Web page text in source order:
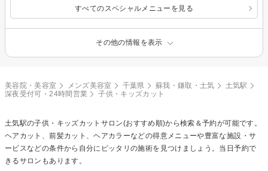
すべてのスペシャルメニューを見る
その他の情報を表示
美容院・美容室 メンズ美容室 千葉県 蘇我・鎌取・土気
土気駅
深夜受付可・24時間営業
子供・キッズカット
土気駅の子供・キッズカット サロン(おすすめ順)から検索＆予約が可能です。
ヘアカット、前髪カット、ヘアカラーなどの得意メニューや豊富な施設・サ
ービスなどの条件から自分にピッタリの施術を見つけましょう。当日予約で
きるサロンもあります。